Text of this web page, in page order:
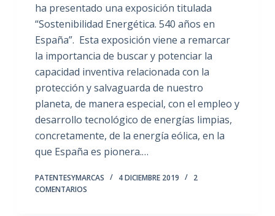
ha presentado una exposición titulada
“Sostenibilidad Energética. 540 años en
España”. Esta exposición viene a remarcar
la importancia de buscar y potenciar la
capacidad inventiva relacionada con la
protección y salvaguarda de nuestro
planeta, de manera especial, con el empleo y
desarrollo tecnológico de energías limpias,
concretamente, de la energía eólica, en la
que España es pionera.…
PATENTESYMARCAS 4 DICIEMBRE 2019
2
COMENTARIOS